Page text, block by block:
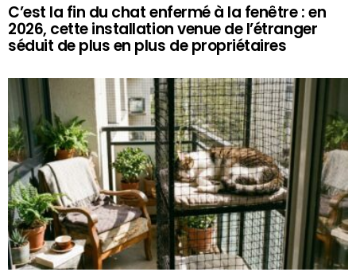
C’est la fin du chat enfermé à la fenêtre : en
2026, cette installation venue de l’étranger
séduit de plus en plus de propriétaires